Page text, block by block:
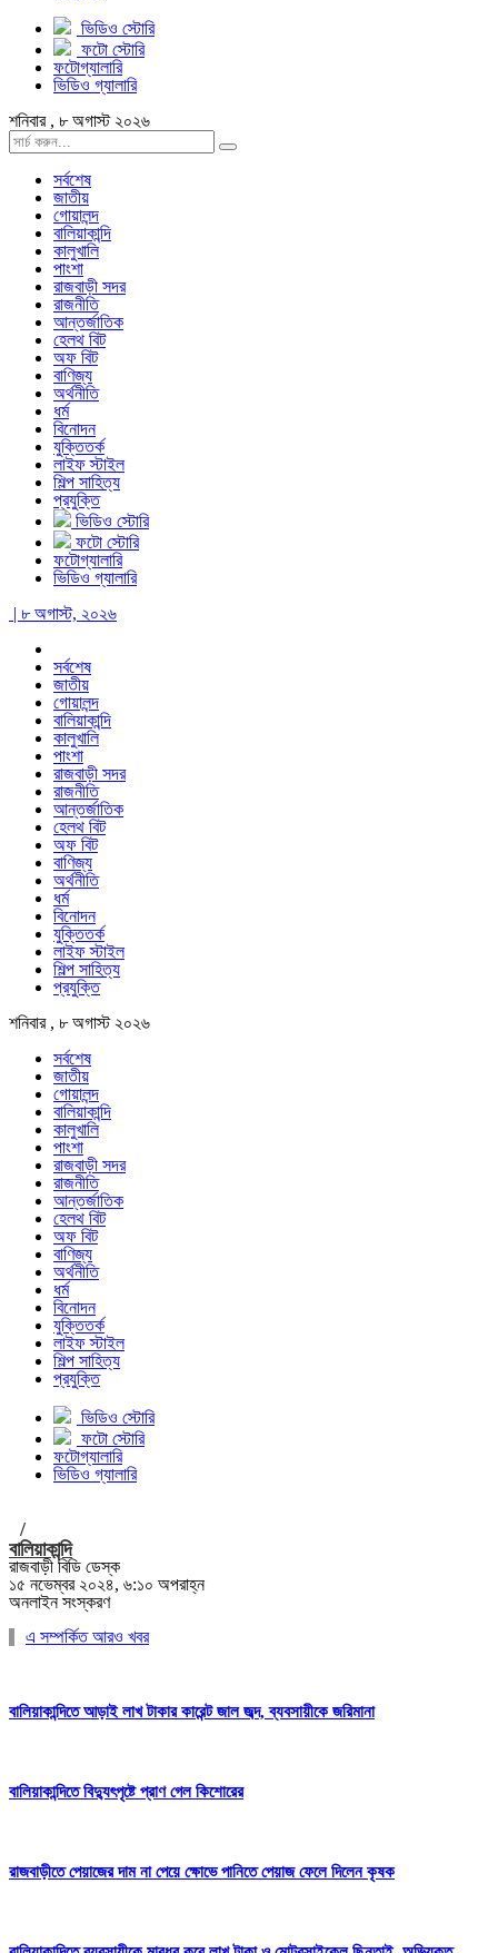
ভিডিও স্টোরি
ফটো স্টোরি
ফটোগ্যালারি
ভিডিও গ্যালারি
শনিবার , ৮ অগাস্ট ২০২৬
সর্বশেষ
জাতীয়
গোয়ালন্দ
বালিয়াকান্দি
কালুখালি
পাংশা
রাজবাড়ী সদর
রাজনীতি
আন্তর্জাতিক
হেলথ বিট
অফ বিট
বাণিজ্য
অর্থনীতি
ধর্ম
বিনোদন
যুক্তিতর্ক
লাইফ স্টাইল
শিল্প সাহিত্য
প্রযুক্তি
ভিডিও স্টোরি
ফটো স্টোরি
ফটোগ্যালারি
ভিডিও গ্যালারি
| ৮ অগাস্ট, ২০২৬
সর্বশেষ
জাতীয়
গোয়ালন্দ
বালিয়াকান্দি
কালুখালি
পাংশা
রাজবাড়ী সদর
রাজনীতি
আন্তর্জাতিক
হেলথ বিট
অফ বিট
বাণিজ্য
অর্থনীতি
ধর্ম
বিনোদন
যুক্তিতর্ক
লাইফ স্টাইল
শিল্প সাহিত্য
প্রযুক্তি
শনিবার , ৮ অগাস্ট ২০২৬
সর্বশেষ
জাতীয়
গোয়ালন্দ
বালিয়াকান্দি
কালুখালি
পাংশা
রাজবাড়ী সদর
রাজনীতি
আন্তর্জাতিক
হেলথ বিট
অফ বিট
বাণিজ্য
অর্থনীতি
ধর্ম
বিনোদন
যুক্তিতর্ক
লাইফ স্টাইল
শিল্প সাহিত্য
প্রযুক্তি
ভিডিও স্টোরি
ফটো স্টোরি
ফটোগ্যালারি
ভিডিও গ্যালারি
/
বালিয়াকান্দি
রাজবাড়ী বিডি ডেস্ক
১৫ নভেম্বর ২০২৪, ৬:১০ অপরাহ্ন
অনলাইন সংস্করণ
এ সম্পর্কিত আরও খবর
বালিয়াকান্দিতে আড়াই লাখ টাকার কারেন্ট জাল জব্দ, ব্যবসায়ীকে জরিমানা
বালিয়াকান্দিতে বিদ্যুৎপৃষ্টে প্রাণ গেল কিশোরের
রাজবাড়ীতে পেয়াজের দাম না পেয়ে ক্ষোভে পানিতে পেয়াজ ফেলে দিলেন কৃষক